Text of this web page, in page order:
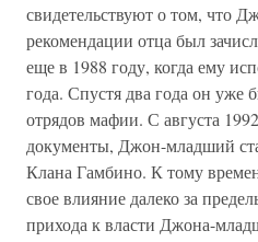
свидетельствуют о том, что
рекомендации отца был
еще в 1988 году, когда ему
года. Спустя два года он уже
отрядов мафии. С августа
документы, Джон-младший
Клана Гамбино. К тому
свое влияние далеко за
прихода к власти Джона-